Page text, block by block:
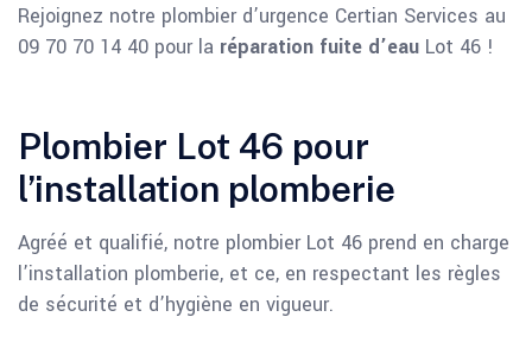
Rejoignez notre plombier d’urgence Certian Services au
09 70 70 14 40 pour la réparation fuite d’eau Lot 46 !
Plombier Lot 46 pour
l’installation plomberie
Agréé et qualifié, notre plombier Lot 46 prend en charge
l’installation plomberie, et ce, en respectant les règles
de sécurité et d’hygiène en vigueur.